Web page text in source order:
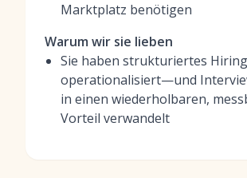
Marktplatz benötigen
Warum wir sie lieben
Sie haben strukturiertes Hiring
operationalisiert—und
in einen wiederholbaren,
Vorteil verwandelt